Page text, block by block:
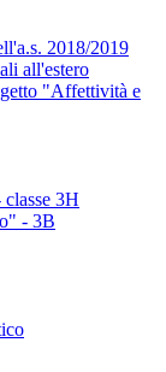
2018/2019
all'estero
"Affettività e
3H
- 3B